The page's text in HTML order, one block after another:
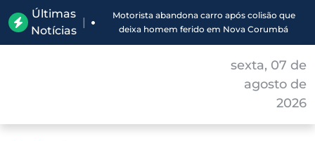
Últimas
Notícias
|
Motorista abandona carro após colisão que
deixa homem ferido em Nova Corumbá
sexta, 07 de
agosto de
2026